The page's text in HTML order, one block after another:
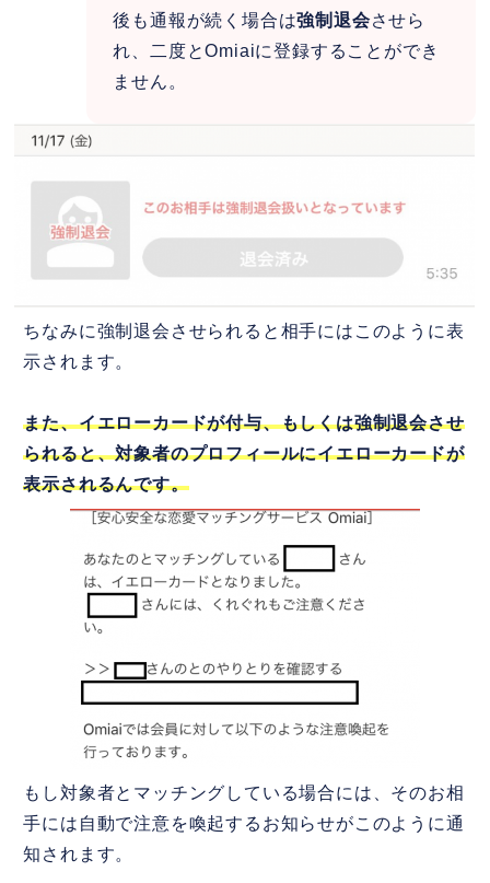
後も通報が続く場合は強制退会させら
れ、二度とOmiaiに登録することができ
ません。
ちなみに強制退会させられると相手にはこのように表
示されます。
また、イエローカードが付与、もしくは強制退会させ
られると、対象者のプロフィールにイエローカードが
表示されるんです。
もし対象者とマッチングしている場合には、そのお相
手には自動で注意を喚起するお知らせがこのように通
知されます。